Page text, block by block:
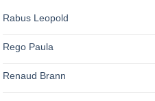
Rabus Leopold
Rego Paula
Renaud Brann